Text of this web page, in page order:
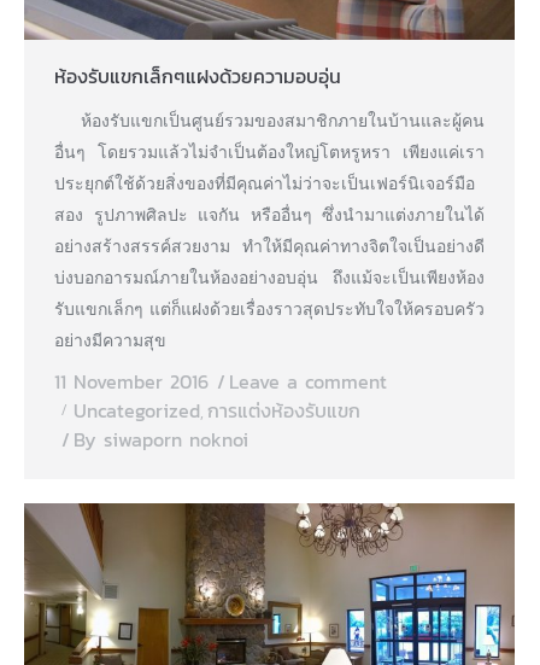
ห้องรับแขกเล็กๆแฝงด้วยความอบอุ่น
ห้องรับแขกเป็นศูนย์รวมของสมาชิกภายในบ้านและผู้คน
อื่นๆ โดยรวมแล้วไม่จำเป็นต้องใหญ่โตหรูหรา เพียงแค่เรา
ประยุกต์ใช้ด้วยสิ่งของที่มีคุณค่าไม่ว่าจะเป็นเฟอร์นิเจอร์มือ
สอง รูปภาพศิลปะ แจกัน หรืออื่นๆ ซึ่งนำมาแต่งภายในได้
อย่างสร้างสรรค์สวยงาม ทำให้มีคุณค่าทางจิตใจเป็นอย่างดี
บ่งบอกอารมณ์ภายในห้องอย่างอบอุ่น ถึงแม้จะเป็นเพียงห้อง
รับแขกเล็กๆ แต่ก็แฝงด้วยเรื่องราวสุดประทับใจให้ครอบครัว
อย่างมีความสุข
11 November 2016
Leave a comment
Uncategorized, การแต่งห้องรับแขก
By siwaporn noknoi